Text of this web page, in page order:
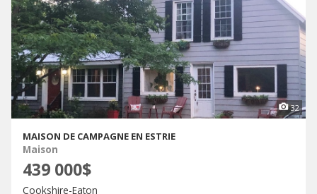
32
MAISON DE CAMPAGNE EN ESTRIE
Maison
439 000$
Cookshire-Eaton